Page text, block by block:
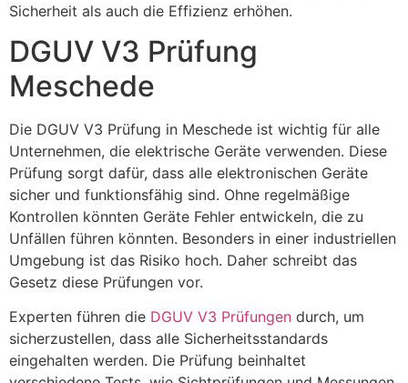
Sicherheit als auch die Effizienz erhöhen.
DGUV V3 Prüfung
Meschede
Die DGUV V3 Prüfung in Meschede ist wichtig für alle
Unternehmen, die elektrische Geräte verwenden. Diese
Prüfung sorgt dafür, dass alle elektronischen Geräte
sicher und funktionsfähig sind. Ohne regelmäßige
Kontrollen könnten Geräte Fehler entwickeln, die zu
Unfällen führen könnten. Besonders in einer industriellen
Umgebung ist das Risiko hoch. Daher schreibt das
Gesetz diese Prüfungen vor.
Experten führen die DGUV V3 Prüfungen durch, um
sicherzustellen, dass alle Sicherheitsstandards
eingehalten werden. Die Prüfung beinhaltet